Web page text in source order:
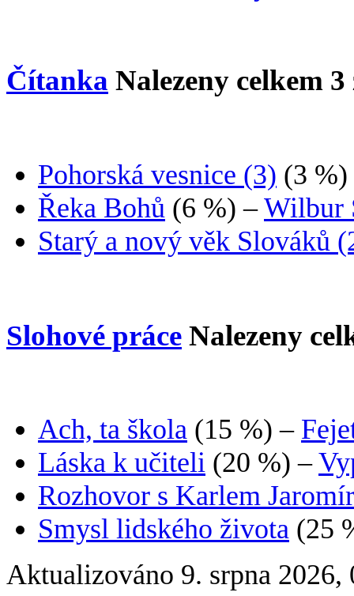
Čítanka Nalezeny celkem 3
Pohorská vesnice (3) (3 %)
Řeka Bohů (6 %) –Wilbur
Starý a nový věk Slováků
Slohové práce Nalezeny
Ach, ta škola (15 %) –
Láska k učiteli (20 %) –
Rozhovor s Karlem
Smysl lidského života (25
Aktualizováno 9. srpna 2026,